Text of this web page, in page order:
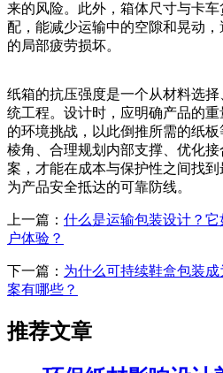
来的风险。此外，箱体尺寸与卡
配，能减少运输中的空隙和晃动
的局部疲劳损坏。
纸箱的抗压强度是一个从材料选
统工程。设计时，应明确产品的
的环境挑战，以此倒推所需的纸
棱角、合理规划内部支撑、优化
案，才能在成本与保护性之间找
为产品安全抵达的可靠防线。
上一篇： 什么是运输包装设计？
户体验？
下一篇： 为什么可持续鞋盒包装
案有哪些？
推荐文章